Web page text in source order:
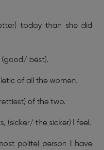
today than she did
(good/ best).
of all the women.
of the two.
(sicker/ the sicker) I feel.
polite) person I have